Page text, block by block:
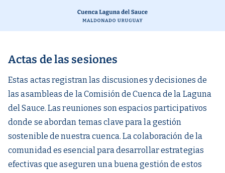
Actas de las sesiones
Estas actas registran las discusiones y decisiones de
las asambleas de la Comisión de Cuenca de la Laguna
del Sauce. Las reuniones son espacios participativos
donde se abordan temas clave para la gestión
sostenible de nuestra cuenca. La colaboración de la
comunidad es esencial para desarrollar estrategias
efectivas que aseguren una buena gestión de estos